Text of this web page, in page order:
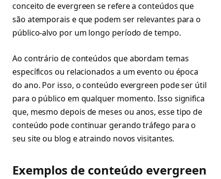
conceito de evergreen se refere a conteúdos que
são atemporais e que podem ser relevantes para o
público-alvo por um longo período de tempo.
Ao contrário de conteúdos que abordam temas
específicos ou relacionados a um evento ou época
do ano. Por isso, o conteúdo evergreen pode ser útil
para o público em qualquer momento. Isso significa
que, mesmo depois de meses ou anos, esse tipo de
conteúdo pode continuar gerando tráfego para o
seu site ou blog e atraindo novos visitantes.
Exemplos de conteúdo evergreen